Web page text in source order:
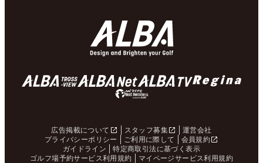
広告掲載について スタッフ募集
運営会社
プライバシーポリシー
ご利用に際して
会員規約
ガイドライン
特定商取引法に基づく表示
ゴルフ場予約サービス利用規約
マイページサービス利用規約